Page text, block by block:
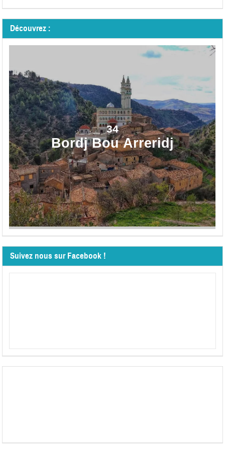
Découvrez :
34
Bordj Bou Arreridj
Suivez nous sur Facebook !